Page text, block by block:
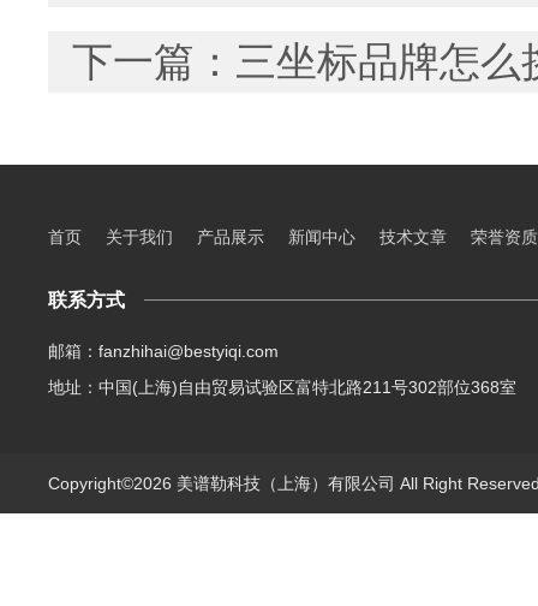
下一篇： 三坐标品牌怎
首页 关于我们 产品展示 新闻中心 技术文章 荣誉资质
联系方式
邮箱：fanzhihai@bestyiqi.com
地址：中国(上海)自由贸易试验区富特北路211号302部位368室
Copyright©2026 美谱勒科技（上海）有限公司 All Right